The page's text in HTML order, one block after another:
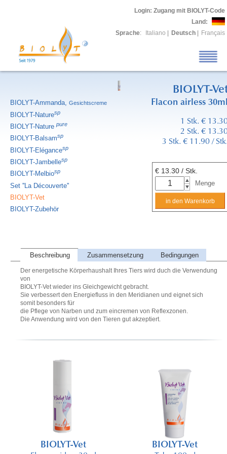
Login: Zugang mit BIOLYT-Code
Land:
Sprache: Italiano Deutsch Français
BIOLYT-Ammanda, Gesichtscreme
BIOLYT-Naturesp
BIOLYT-Naturepure
BIOLYT-Balsamsp
BIOLYT-Elégancesp
BIOLYT-Jambellesp
BIOLYT-Melbiosp
Set ''La Découverte''
BIOLYT-Vet
BIOLYT-Zubehör
BIOLYT-
Flacon airless
1 Stk. €
2 Stk. €
3 Stk. € 11.90 /
€ 13.30 / Stk.
Menge
Beschreibung Zusammensetzung Bedingungen
Der energetische Körperhaushalt Ihres Tiers wird duch die Verwendung
von
BIOLYT-Vet wieder ins Gleichgewicht gebracht.
Sie verbessert den Energiefluss in den Meridianen und eignet sich
somit besonders für
die Pflege von Narben und zum eincremen von Reflexzonen.
Die Anwendung wird von den Tieren gut akzeptiert.
BIOLYT-Vet BIOLYT-Vet